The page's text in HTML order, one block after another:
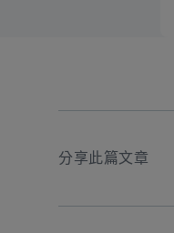
分享此篇文章